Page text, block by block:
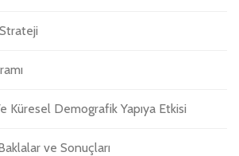
Küresel Demografik Yapıya Etkisi
ve Sonuçları